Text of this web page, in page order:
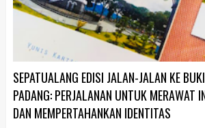
SEPATUALANG EDISI JALAN-JALAN KE
PADANG: PERJALANAN UNTUK MERAWAT
DAN MEMPERTAHANKAN IDENTITAS